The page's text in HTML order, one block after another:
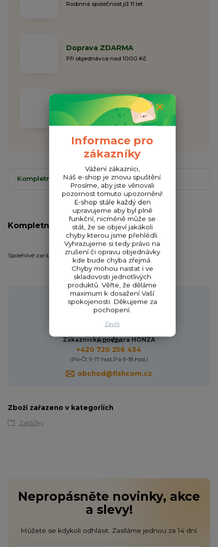
Rodinná společnost již 11 let
Doprava ZDARMA
Při objednávce nad 1000 Kč
ODESLÁNÍ DO 48H
Garantujeme odeslání do 48h
Kompletní specifikace Komentáře 0
Kompletní specifikace
Spolehlivé zarážky na pelety v různých velikostech.
Potřebujete poradit?
Zákaznická podpora HONZA
+420 720 256 434
(Po-Čt 9-17 hod.,Pá 9-18 hod.)
obchod@fishcom.cz
Zboží zařazeno v kategoriích
Zarážky
Nepropásněte novinky, akce
a slevy!
Můžete se kdykoli odhlásit. Zasíláme jednou za 14 dní.
Informace pro
zákazníky
Vážení zákazníci,
Náš e-shop je znovu spuštění.
Prosíme, aby jste věnovali
pozornost tomuto upozornění!
E-shop stále každý den
upravujeme aby byl plně
funkční, nicméně může se
stát, že se objeví jakákoli
chyby kterou jsme přehlédli.
Vyhrazujeme si tedy právo na
zrušení či opravu objednávky
kde bude chyba zřejmá.
Chyby mohou nastat i ve
skladovosti jednotlivých
produktů. Věřte, že děláme
maximum k dosažení Vaší
spokojenosti. Děkujeme za
pochopení.
Zavřít